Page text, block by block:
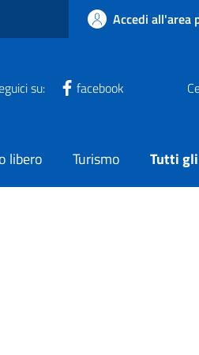
Accedi all'area
su: facebook
libero Turismo Tutti